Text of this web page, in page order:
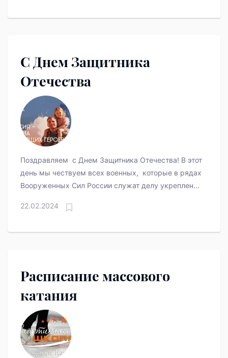
С Днем Защитника
Отечества
Поздравляем с Днем Защитника Отечества! В этот
день мы чествуем всех военных, которые в рядах
Вооруженных Сил России служат делу укрепления
нашего государства.
22.02.2024
Расписание массового
катания